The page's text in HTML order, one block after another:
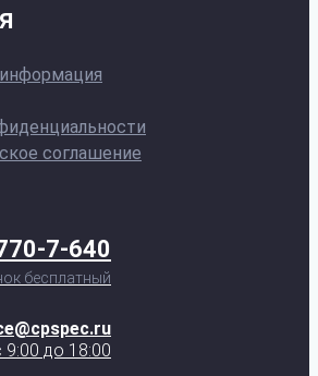
соглашение
7-640
бесплатный
до 18:00